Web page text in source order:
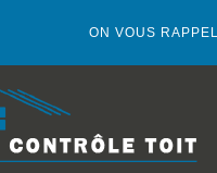
ON VOUS